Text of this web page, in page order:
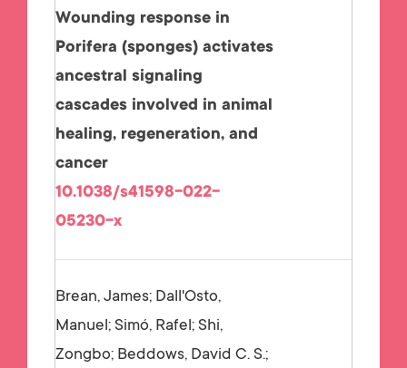
Wounding response in
Porifera (sponges) activates
ancestral signaling
cascades involved in animal
healing, regeneration, and
cancer
10.1038/s41598-022-
05230-x
Brean, James; Dall'Osto,
Manuel; Simó, Rafel; Shi,
Zongbo; Beddows, David C. S.;